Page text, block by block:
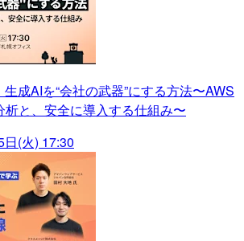
生成AIを“会社の武器”にする方法〜AWS
析と、安全に導入する仕組み〜
(火) 17:30